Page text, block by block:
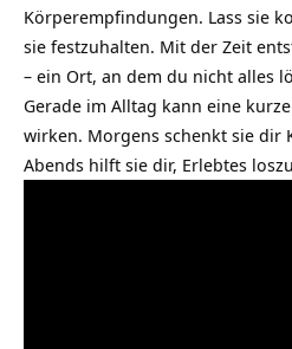
Körperempfindungen. Lass sie
sie festzuhalten. Mit der Zeit
– ein Ort, an dem du nicht alles
Gerade im Alltag kann eine
wirken. Morgens schenkt sie dir
Abends hilft sie dir, Erlebtes